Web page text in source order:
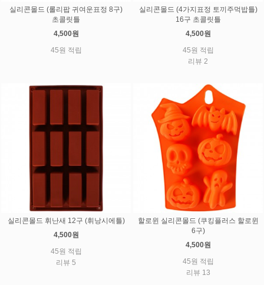
실리콘몰드 (롤리팝 귀여운표정 8구)
초콜릿틀
4,500원
45원 적립
실리콘몰드 (4가지표정 토끼주먹밥틀)
16구 초콜릿틀
4,500원
45원 적립
리뷰 2
실리콘몰드 휘난새 12구 (휘낭시에틀)
4,500원
45원 적립
리뷰 5
할로윈 실리콘몰드 (쿠킹플러스 할로윈
6구)
4,500원
45원 적립
리뷰 13